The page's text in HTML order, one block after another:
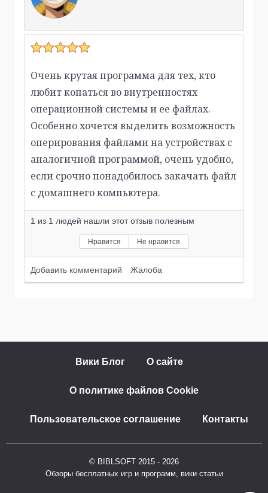
Очень крутая программа для тех, кто
любит копаться во внутренностях
операционной системы и ее файлах.
Особенно хочется выделить возможность
оперирования файлами на устройствах с
аналогичной программой, очень удобно,
если срочно понадобилось закачать файл
с домашнего компьютера.
1 из 1 людей нашли этот отзыв полезным
Нравится Не нравится
Добавить комментарий Жалоба
Вики Блог О сайте
О политике файлов Cookie
Пользовательское соглашение Контакты
© BIBLSOFT 2015 - 2026
Обзоры бесплатных игр и программ, вики статьи